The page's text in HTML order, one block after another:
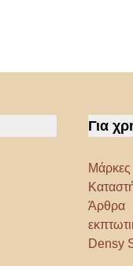
Για
Μάρκες
Άρθρα
Densy